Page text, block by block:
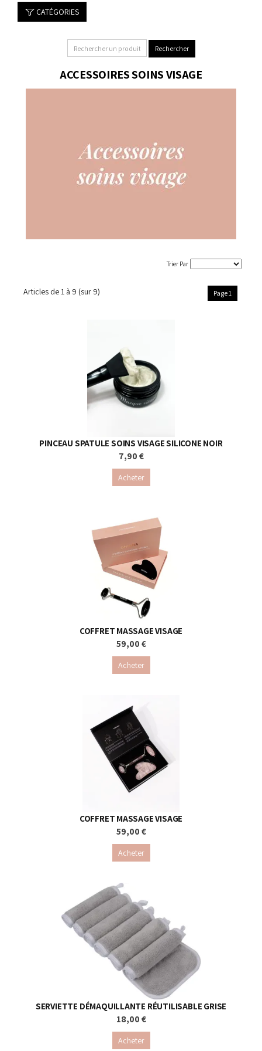
CATÉGORIES
ACCESSOIRES SOINS VISAGE
Trier Par
Page 1
Articles de1 à 9 (sur 9)
PINCEAU SPATULE SOINS VISAGE SILICONE NOIR
7,90 €
Acheter
COFFRET MASSAGE VISAGE
59,00 €
Acheter
COFFRET MASSAGE VISAGE
59,00 €
Acheter
SERVIETTE DÉMAQUILLANTE RÉUTILISABLE GRISE
18,00 €
Acheter